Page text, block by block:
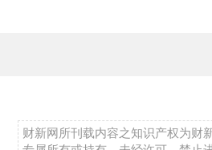
财新网所刊载内容之知识产权为财